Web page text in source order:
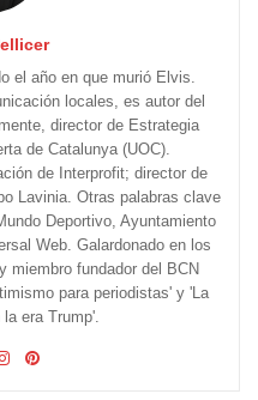
el año en que murió Elvis.
locales, es autor del
director de Estrategia
de Catalunya (UOC).
de Interprofit; director de
Lavinia. Otras palabras clave
Deportivo, Ayuntamiento
Web. Galardonado en los
miembro fundador del BCN
para periodistas' y 'La
era Trump'.